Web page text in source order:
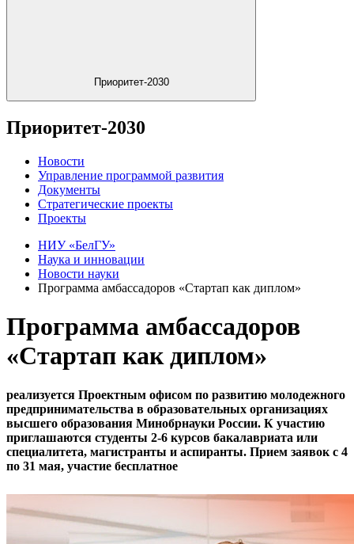
Приоритет-2030
Приоритет-2030
Новости
Управление программой развития
Документы
Стратегические проекты
Проекты
НИУ «БелГУ»
Наука и инновации
Новости науки
Программа амбассадоров «Стартап как диплом»
Программа амбассадоров
«Стартап как диплом»
реализуется Проектным офисом по развитию молодежного
предпринимательства в образовательных организациях
высшего образования Минобрнауки России. К участию
приглашаются студенты 2-6 курсов бакалавриата или
специалитета, магистранты и аспиранты. Прием заявок с 4
по 31 мая, участие бесплатное